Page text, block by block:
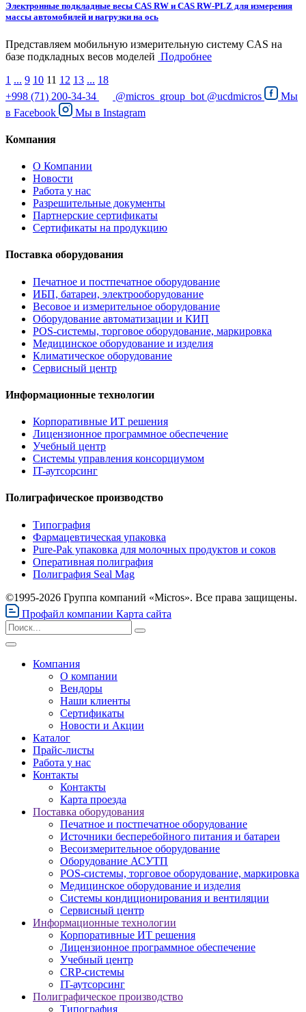
Электронные подкладные весы CAS RW и CAS RW-PLZ для измерения
массы автомобилей и нагрузки на ось
Представляем мобильную измерительную систему CAS на
базе подкладных весов моделей Подробнее
1 ... 9 10 11 12 13 ... 18
+998 (71) 200-34-34
@micros_group_bot @ucdmicros
Мы
в Facebook Мы в Instagram
Компания
О Компании
Новости
Работа у нас
Разрешительные документы
Партнерские сертификаты
Сертификаты на продукцию
Поставка оборудования
Печатное и постпечатное оборудование
ИБП, батареи, электрооборудование
Весовое и измерительное оборудование
Оборудование автоматизации и КИП
POS-системы, торговое оборудование, маркировка
Медицинское оборудование и изделия
Климатическое оборудование
Сервисный центр
Информационные технологии
Корпоративные ИТ решения
Лицензионное программное обеспечение
Учебный центр
Системы управления консорциумом
IT-аутсорсинг
Полиграфическое производство
Типография
Фармацевтическая упаковка
Pure-Pak упаковка для молочных продуктов и соков
Оперативная полиграфия
Полиграфия Seal Mag
©1995-2026 Группа компаний «Micros». Все права защищены.
Профайл компании Карта сайта
Компания
О компании
Вендоры
Наши клиенты
Сертификаты
Новости и Акции
Каталог
Прайс-листы
Работа у нас
Контакты
Контакты
Карта проезда
Поставка оборудования
Печатное и постпечатное оборудование
Источники бесперебойного питания и батареи
Весоизмерительное оборудование
Оборудование АСУТП
POS-системы, торговое оборудование, маркировка
Медицинское оборудование и изделия
Системы кондиционирования и вентиляции
Сервисный центр
Информационные технологии
Корпоративные ИТ решения
Лицензионное программное обеспечение
Учебный центр
CRP-системы
IT-аутсорсинг
Полиграфическое производство
Типография